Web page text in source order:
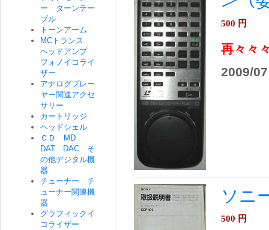
500 円
再々々
2009/07
ソニ
500 円
ー ターンテー
ブル
トーンアーム
MCトランス
ヘッドアンプ
フォノイコライ
ザー
アナログプレー
ヤー関連アクセ
サリー
カートリッジ
ヘッドシェル
ＣＤ MD
DAT DAC そ
の他デジタル機
器
チューナー チ
ューナー関連機
器
グラフィックイ
コライザー